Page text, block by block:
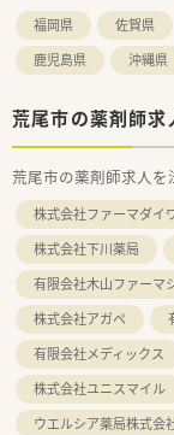
福岡県 佐賀県
鹿児島県
沖縄県
荒尾市の薬剤師
荒尾市の薬剤師求人を
株式会社ファーマダイ
株式会社下川薬局
有限会社木山ファーマ
株式会社アガペ
有限会社メディックス
株式会社ユニスマイル
ウエルシア薬局株式会